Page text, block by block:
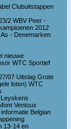
Clubuitstappen
2 WBV Peer -
2012
- Denemarken
nieuwe
WTC Sportief
07 Uitslag Grote
loten) WTC
Ventoux
Belgian
13-14 en